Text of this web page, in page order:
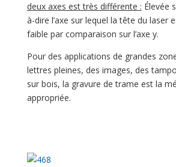
deux axes est très différente : Élevée
à-dire l’axe sur lequel la tête du laser
faible par comparaison sur l’axe y.
Pour des applications de grandes
lettres pleines, des images, des
sur bois, la gravure de trame est la
appropriée.